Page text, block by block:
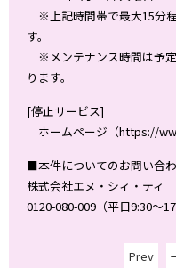
※上記時間帯で最大15分
す。
※メンテナンス時間は予
ります。
[停止サービス]
ホームページ（https://
■本件についてのお問い合
株式会社エヌ・シィ・ティ
0120-080-009（平日9:30～
Prev